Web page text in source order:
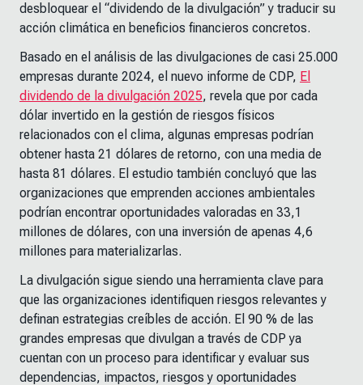
desbloquear el “dividendo de la divulgación” y traducir su
acción climática en beneficios financieros concretos.
Basado en el análisis de las divulgaciones de casi 25.000
empresas durante 2024, el nuevo informe de CDP, El
dividendo de la divulgación 2025, revela que por cada
dólar invertido en la gestión de riesgos físicos
relacionados con el clima, algunas empresas podrían
obtener hasta 21 dólares de retorno, con una media de
hasta 81 dólares. El estudio también concluyó que las
organizaciones que emprenden acciones ambientales
podrían encontrar oportunidades valoradas en 33,1
millones de dólares, con una inversión de apenas 4,6
millones para materializarlas.
La divulgación sigue siendo una herramienta clave para
que las organizaciones identifiquen riesgos relevantes y
definan estrategias creíbles de acción. El 90 % de las
grandes empresas que divulgan a través de CDP ya
cuentan con un proceso para identificar y evaluar sus
dependencias, impactos, riesgos y oportunidades